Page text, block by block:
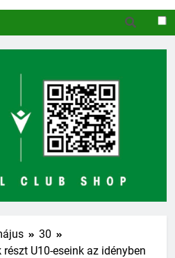
30
U10-eseink az idényben